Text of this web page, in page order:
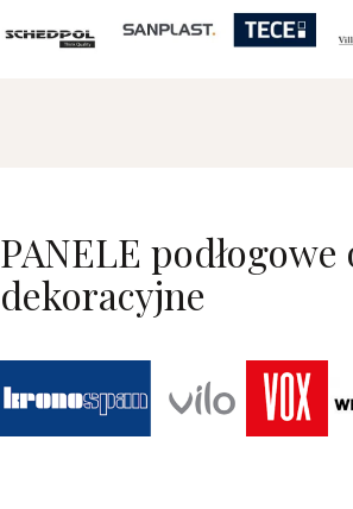
PANELE podłogowe
dekoracyjne